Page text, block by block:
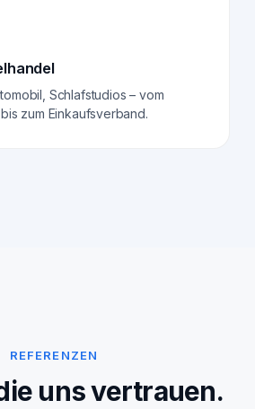
Schlafstudios – vom
zum Einkaufsverband.
REFERENZEN
uns vertrauen.